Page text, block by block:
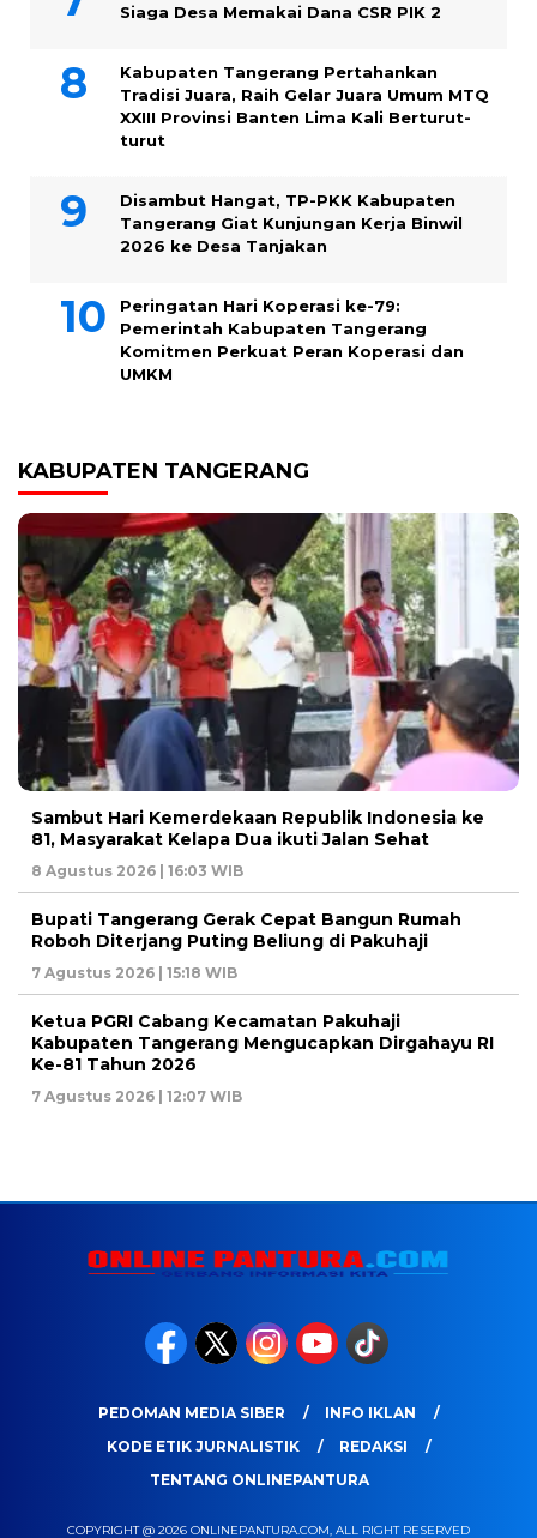
Siaga Desa Memakai Dana CSR PIK 2
Kabupaten Tangerang Pertahankan
Tradisi Juara, Raih Gelar Juara Umum MTQ
XXIII Provinsi Banten Lima Kali Berturut-
turut
Disambut Hangat, TP-PKK Kabupaten
Tangerang Giat Kunjungan Kerja Binwil
2026 ke Desa Tanjakan
Peringatan Hari Koperasi ke-79:
Pemerintah Kabupaten Tangerang
Komitmen Perkuat Peran Koperasi dan
UMKM
KABUPATEN TANGERANG
Sambut Hari Kemerdekaan Republik Indonesia ke
81, Masyarakat Kelapa Dua ikuti Jalan Sehat
8 Agustus 2026 | 16:03 WIB
Bupati Tangerang Gerak Cepat Bangun Rumah
Roboh Diterjang Puting Beliung di Pakuhaji
7 Agustus 2026 | 15:18 WIB
Ketua PGRI Cabang Kecamatan Pakuhaji
Kabupaten Tangerang Mengucapkan Dirgahayu RI
Ke-81 Tahun 2026
7 Agustus 2026 | 12:07 WIB
PEDOMAN MEDIA SIBER
INFO IKLAN
KODE ETIK JURNALISTIK
REDAKSI
TENTANG ONLINEPANTURA
COPYRIGHT @ 2026 ONLINEPANTURA.COM, ALL RIGHT RESERVED